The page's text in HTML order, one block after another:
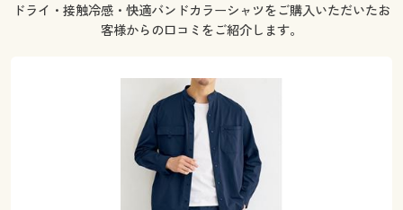
ジュニア・ティーンズ下着
キッチン・雑貨・日用品
寝具・インテリア・家具通販すべて
カーテン・ラグ・ファブリック
美容・健康通販すべて
美容・健康・サプリメント
制服・スクール
制服・スクールすべて
大きいサイズ通販すべて
キッチン・雑貨・日用品
家具・収納
カーテン・ラグ・ファブリック
美容・健康通販すべて
制服・スクール
ジュニア・ティーンズ下着
大きいサイズ通販すべて
大きいサイズ レディース服
ドライ・接触冷感・快適バンドカラーシャツをご購入いただいたお
客様からの口コミをご紹介します。